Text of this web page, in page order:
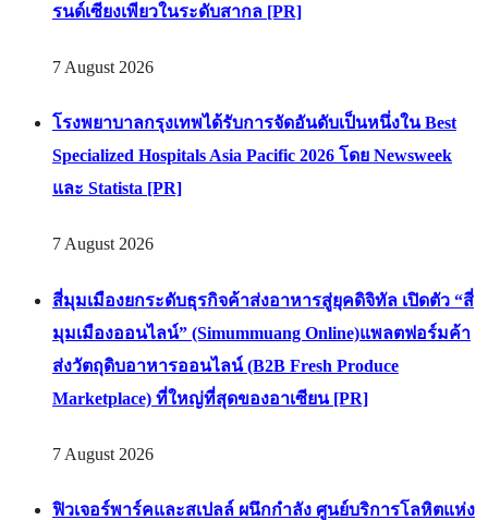
รนด์เซียงเพียวในระดับสากล [PR]
7 August 2026
โรงพยาบาลกรุงเทพได้รับการจัดอันดับเป็นหนึ่งใน Best
Specialized Hospitals Asia Pacific 2026 โดย Newsweek
และ Statista [PR]
7 August 2026
สี่มุมเมืองยกระดับธุรกิจค้าส่งอาหารสู่ยุคดิจิทัล เปิดตัว “สี่
มุมเมืองออนไลน์” (Simummuang Online)แพลตฟอร์มค้า
ส่งวัตถุดิบอาหารออนไลน์ (B2B Fresh Produce
Marketplace) ที่ใหญ่ที่สุดของอาเซียน [PR]
7 August 2026
ฟิวเจอร์พาร์คและสเปลล์ ผนึกกำลัง ศูนย์บริการโลหิตแห่ง